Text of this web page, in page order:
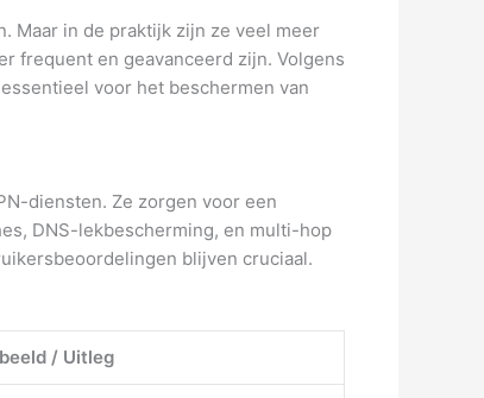
Maar in de praktijk zijn ze veel meer
frequent en geavanceerd zijn. Volgens
voor het beschermen van
diensten. Ze zorgen voor een
DNS-lekbescherming, en multi-hop
blijven cruciaal.
/ Uitleg